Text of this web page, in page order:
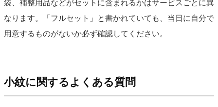
袋、補整用品などがセットに含まれるかはサービスごとに異
なります。「フルセット」と書かれていても、当日に自分で
用意するものがないか必ず確認してください。
小紋に関するよくある質問